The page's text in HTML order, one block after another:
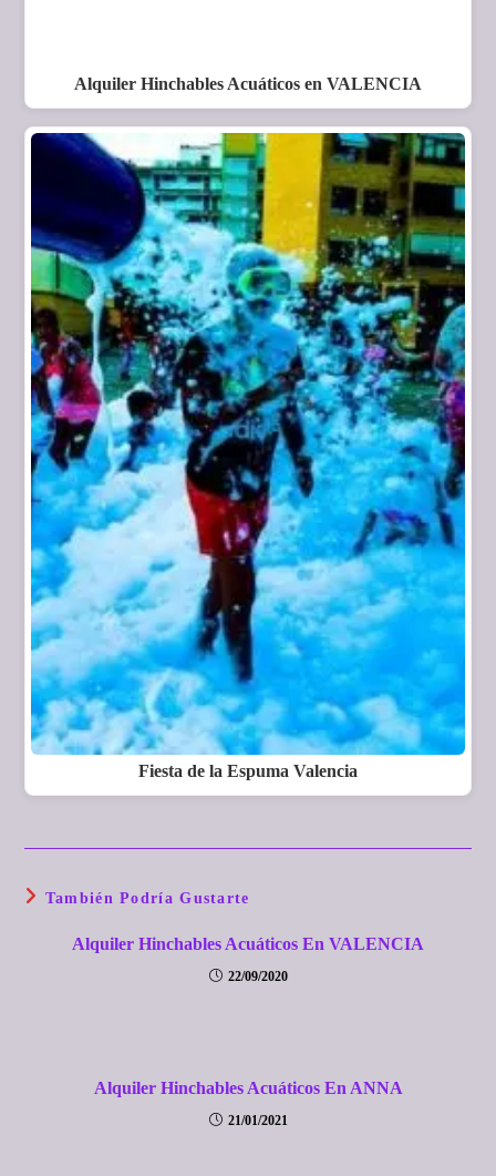
Alquiler Hinchables Acuáticos en VALENCIA
Fiesta de la Espuma Valencia
También Podría Gustarte
Alquiler Hinchables Acuáticos En VALENCIA
22/09/2020
Alquiler Hinchables Acuáticos En ANNA
21/01/2021